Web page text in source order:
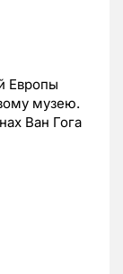
Европы
музею.
Ван Гога